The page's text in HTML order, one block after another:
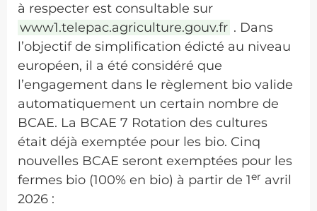
à respecter est consultable sur
www1.telepac.agriculture.gouv.fr . Dans
l’objectif de simplification édicté au niveau
européen, il a été considéré que
l’engagement dans le règlement bio valide
automatiquement un certain nombre de
BCAE. La BCAE 7 Rotation des cultures
était déjà exemptée pour les bio. Cinq
nouvelles BCAE seront exemptées pour les
fermes bio (100% en bio) à partir de 1er avril
2026 :